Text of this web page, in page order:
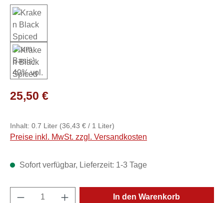
Regulärer Preis:
25,50 €
Inhalt: 0.7 Liter (36,43 € / 1 Liter)
Preise inkl. MwSt. zzgl. Versandkosten
Sofort verfügbar, Lieferzeit: 1-3 Tage
Produkt Anzahl: Gib den gewünschten
In den Warenkorb